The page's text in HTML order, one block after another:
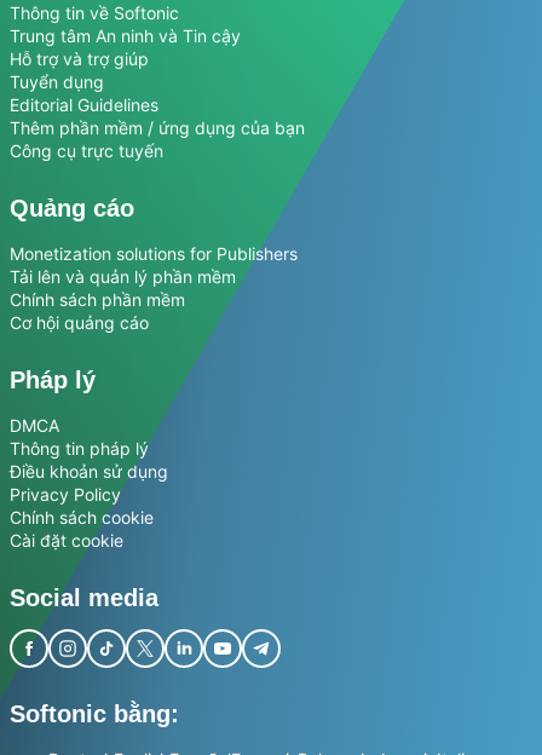
Thông tin về Softonic
Trung tâm An ninh và Tin cậy
Hỗ trợ và trợ giúp
Tuyển dụng
Editorial Guidelines
Thêm phần mềm / ứng dụng của bạn
Công cụ trực tuyến
Quảng cáo
Monetization solutions for Publishers
Tải lên và quản lý phần mềm
Chính sách phần mềm
Cơ hội quảng cáo
Pháp lý
DMCA
Thông tin pháp lý
Điều khoản sử dụng
Privacy Policy
Chính sách cookie
Cài đặt cookie
Social media
Softonic bằng: